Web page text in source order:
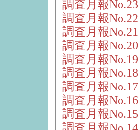
調査月報
調査月報
調査月報
調査月報
調査月報
調査月報
調査月報
調査月報
調査月報
調査月報